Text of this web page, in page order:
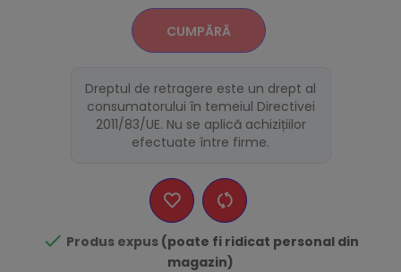
CUMPĂRĂ
Dreptul de retragere este un drept al
consumatorului în temeiul Directivei
2011/83/UE. Nu se aplică achizițiilor
efectuate între firme.
 Produs expus (poate fi ridicat personal din
magazin)